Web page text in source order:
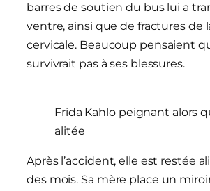
barres de soutien du bus lui a
ventre, ainsi que de fractures de
cervicale. Beaucoup pensaient
survivrait pas à ses blessures.
Frida Kahlo peignant alors
alitée
Après l’accident, elle est restée
des mois. Sa mère place un